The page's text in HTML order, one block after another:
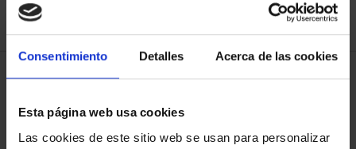
Consentimiento Detalles Acerca de las cookies
Esta página web usa cookies
Las cookies de este sitio web se usan para personalizar
1 Productos encontrados